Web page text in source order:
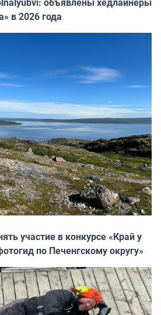
в 2026 года
участие в конкурсе «Край у
по Печенгскому округу»